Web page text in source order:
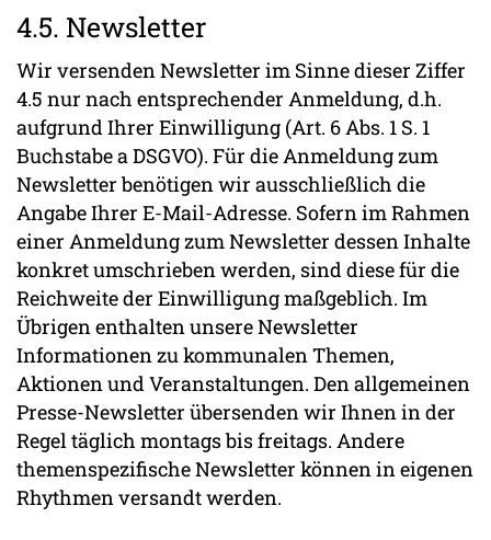
4.5. Newsletter
Wir versenden Newsletter im Sinne dieser Ziffer
4.5 nur nach entsprechender Anmeldung, d.h.
aufgrund Ihrer Einwilligung (Art. 6 Abs. 1 S. 1
Buchstabe a DSGVO). Für die Anmeldung zum
Newsletter benötigen wir ausschließlich die
Angabe Ihrer E-Mail-Adresse. Sofern im Rahmen
einer Anmeldung zum Newsletter dessen Inhalte
konkret umschrieben werden, sind diese für die
Reichweite der Einwilligung maßgeblich. Im
Übrigen enthalten unsere Newsletter
Informationen zu kommunalen Themen,
Aktionen und Veranstaltungen. Den allgemeinen
Presse-Newsletter übersenden wir Ihnen in der
Regel täglich montags bis freitags. Andere
themenspezifische Newsletter können in eigenen
Rhythmen versandt werden.